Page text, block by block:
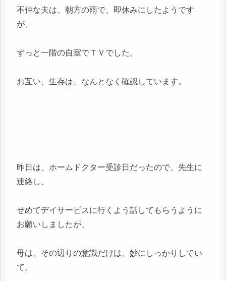
不仲な夫は、朝方の雨で、即休みにしたようです
が、
ずっと一階の自室でＴＶでした。
お互い、生存は、なんとなく確認しています。
昨日は、ホームドクター受診日だったので、先生に
連絡し、
せめてデイサービスに行くよう話してもらうように
お願いしましたが、
母は、その辺りの意識だけは、妙にしっかりしてい
て、